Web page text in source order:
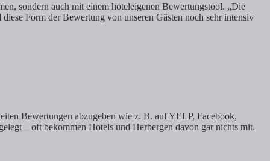
sondern auch mit einem hoteleigenen Bewertungstool. „Die
Form der Bewertung von unseren Gästen noch sehr intensiv
Bewertungen abzugeben wie z. B. auf YELP, Facebook,
– oft bekommen Hotels und Herbergen davon gar nichts mit.